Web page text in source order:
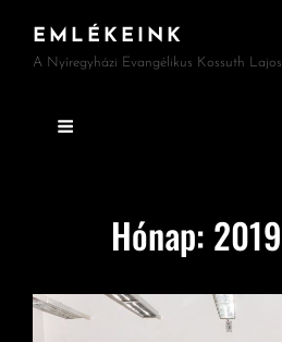
EMLÉKEINK
A Nyíregyházi Evangélikus Kossuth
Hónap: